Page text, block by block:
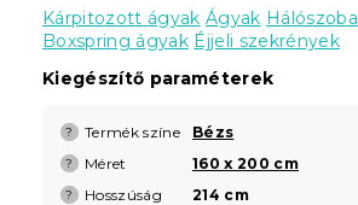
Kárpitozott ágyak Ágyak Hálószoba
Boxspring ágyak Éjjeli szekrények
Kiegészítő paraméterek
? Termék színe Bézs
? Méret 160 x 200 cm
? Hosszúság 214 cm